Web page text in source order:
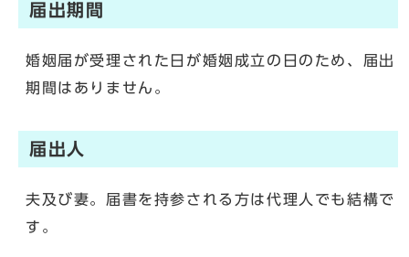
届出期間
婚姻届が受理された日が婚姻成立の日のため、届出
期間はありません。
届出人
夫及び妻。届書を持参される方は代理人でも結構で
す。